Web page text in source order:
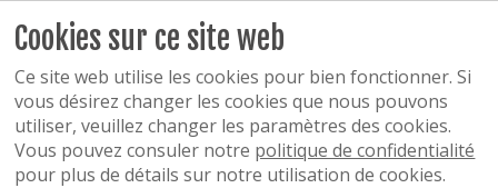
Cookies sur ce site web
Ce site web utilise les cookies pour bien fonctionner. Si
vous désirez changer les cookies que nous pouvons
utiliser, veuillez changer les paramètres des cookies.
Vous pouvez consuler notre politique de confidentialité
pour plus de détails sur notre utilisation de cookies.